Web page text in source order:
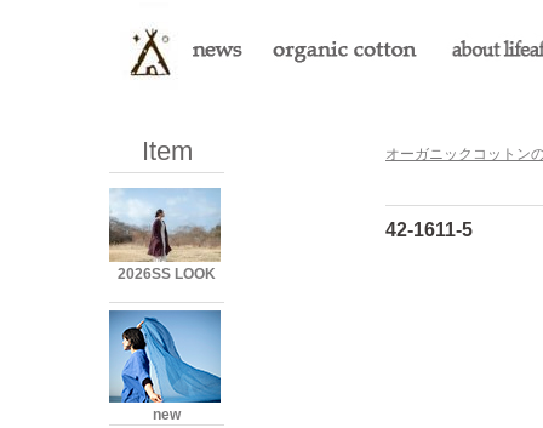
オーガニックコットン
42-1611-5
Item
2026SS LOOK
new